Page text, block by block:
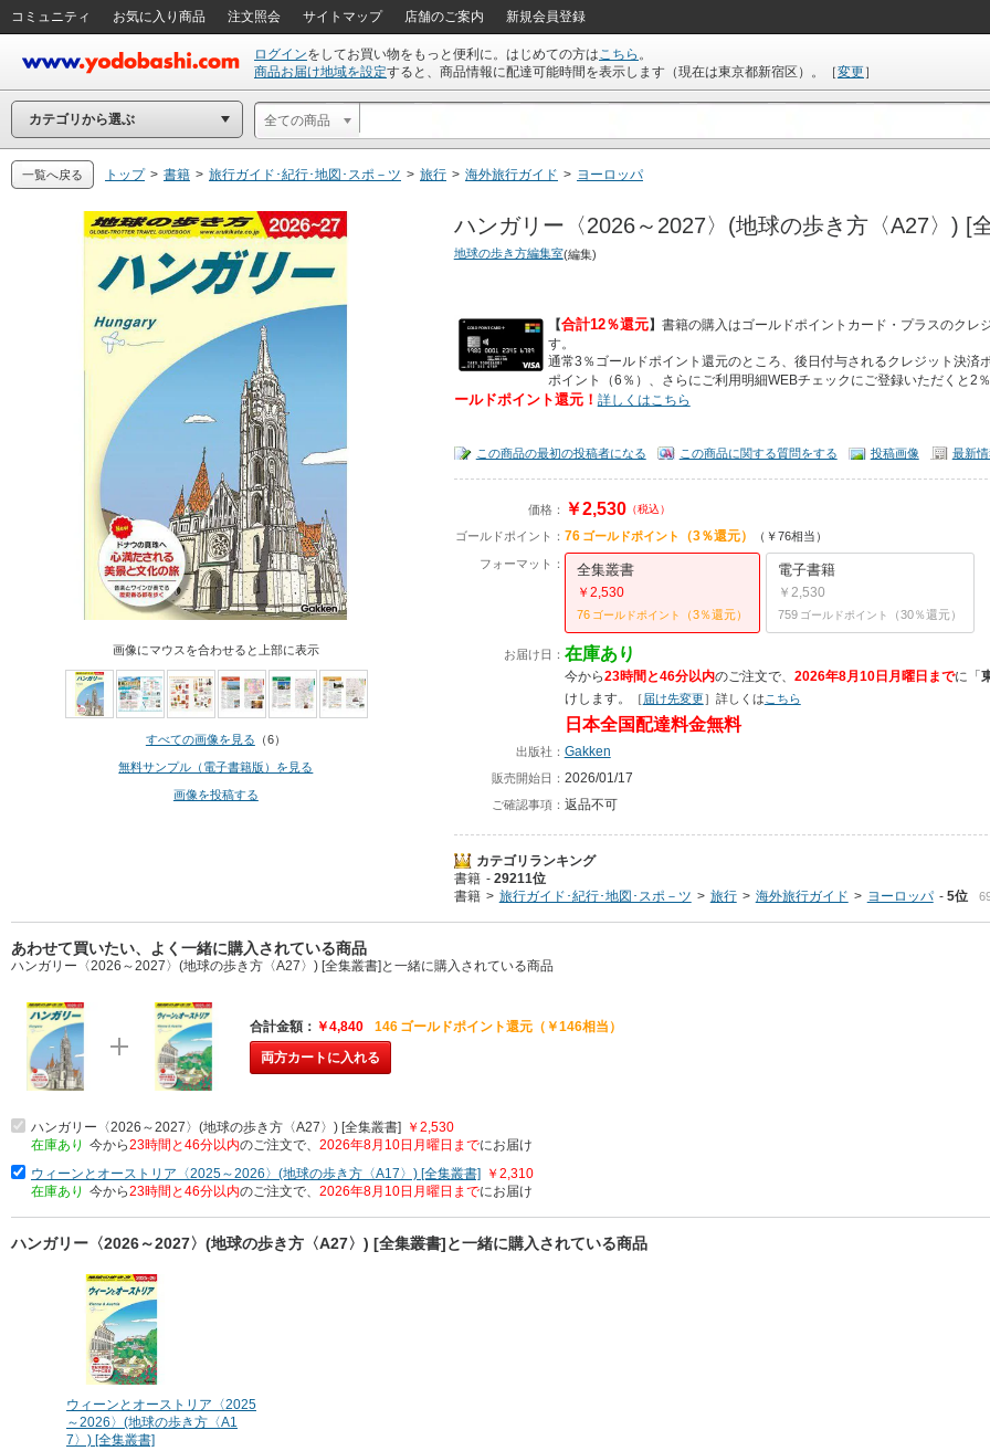
コミュニティ お気に入り商品 注文照会 サイトマップ 店舗のご案内 新規会員登録
ログインをしてお買い物をもっと便利に。はじめての方はこちら 。
商品お届け地域を設定すると、商品情報に配達可能時間を表示します（現在は東京都新宿区 ）。 ［変更］
カテゴリから選ぶ 全ての商品
一覧へ戻る トップ > 書籍 > 旅行ガイド･紀行･地図･スポ－ツ > 旅行 > 海外旅行ガイド > ヨーロッパ
画像にマウスを合わせると上部に表示
すべての画像を見る （6）
無料サンプル（電子書籍版）を見る
画像を投稿する
ハンガリー〈2026～2027〉(地球の歩き方〈A27〉) [
地球の歩き方編集室(編集)
【合計12％還元】 書籍の購入はゴールドポイントカード・プラスのクレ
す。
通常3％ゴールドポイント還元のところ、後日付与されるクレジット決済
ポイント（6％）、さらにご利用明細WEBチェックにご登録いただくと2
ールドポイント還元！ 詳しくはこちら
この商品の最初の投稿者になる この商品に関する質問をする 投稿画像 最新情
価格： ￥2,530（税込）
ゴールドポイント： 76 ゴールドポイント （3％還元） （￥76相当）
フォーマット： 全集叢書
￥2,530
76 ゴールドポイント （3％還元）
電子書籍
￥2,530
759 ゴールドポイント （30％還元）
お届け日： 在庫あり
今から23時間と46分以内のご注文で、 2026年8月10日月曜日までに 「
けします。
［届け先変更］詳しくは こちら
日本全国配達料金無料
出版社： Gakken
販売開始日： 2026/01/17
ご確認事項： 返品不可
カテゴリランキング
書籍
29211位
書籍
旅行ガイド･紀行･地図･スポ－ツ 旅行 海外旅行ガイド ヨーロッパ 5位
あわせて買いたい、よく一緒に購入されている商品
ハンガリー〈2026～2027〉(地球の歩き方〈A27〉) [全集叢書]と一緒に購入されている商品
合計金額 ￥4,840 146 ゴールドポイント還元（￥146相当）
両方カートに入れる
ハンガリー〈2026～2027〉(地球の歩き方〈A27〉) [全集叢書] ￥2,530
在庫あり 今から23時間と46分以内のご注文で、 2026年8月10日月曜日までにお届け
ウィーンとオーストリア〈2025～2026〉(地球の歩き方〈A17〉) [全集叢書] ￥2,310
在庫あり 今から23時間と46分以内のご注文で、 2026年8月10日月曜日までにお届け
ハンガリー〈2026～2027〉(地球の歩き方〈A27〉) [全集叢書]と一緒に購入されている商品
ウィーンとオーストリア〈2025
～2026〉(地球の歩き方〈A1
7〉) [全集叢書]